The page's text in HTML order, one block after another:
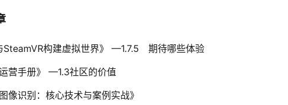
SteamVR构建虚拟世界》 —1.7.5 期待哪些体验
营手册》 —1.3社区的价值
像识别：核心技术与案例实战》